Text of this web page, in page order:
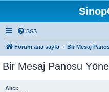
SSS
Forum ana sayfa Bir Mesaj
Bir Mesaj Panosu
Alıcı: